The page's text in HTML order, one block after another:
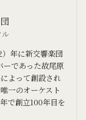
年に新交響楽団
ーであった故尾原
よって創設され
一のオーケスト
で創立100年目を